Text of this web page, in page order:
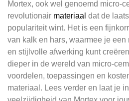
Mortex, ook wel genoemd micro-
revolutionair materiaal dat de
populariteit wint. Het is een
van kalk en hars, waarmee je
en stijlvolle afwerking kunt
dieper in de wereld van micro-
voordelen, toepassingen en
materiaal. Lees verder en laat je